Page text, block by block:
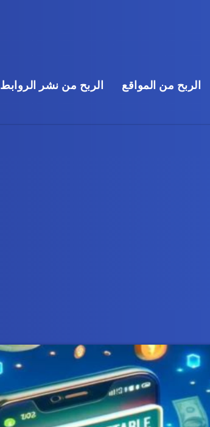
الربح من المواقع الربح من نشر الروابط